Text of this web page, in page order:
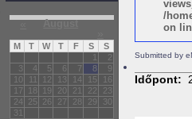
« August
M T W T F S
S
1
2
3
4 5 6 7 8
9
10
11 12 13 14 15
16
17
18 19 20 21 22
23
24
25 26 27 28 29
30
31
/
on
Submitted by
Időpont: